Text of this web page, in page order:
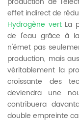
effet indirect de
Hydrogène vertLa
de l'eau grâce à
n'émet pas
production, mais
véritablement la
croissante des
deviendra une
contribuera
double empreinte